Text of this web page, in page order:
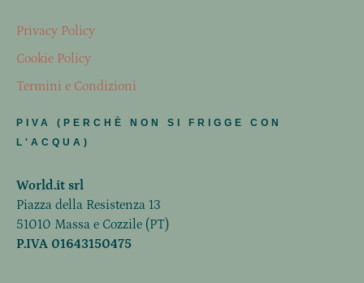
Privacy Policy
Cookie Policy
Termini e Condizioni
PIVA (PERCHÈ NON SI FRIGGE CON
L'ACQUA)
World.it srl
Piazza della Resistenza 13
51010 Massa e Cozzile (PT)
P.IVA 01643150475